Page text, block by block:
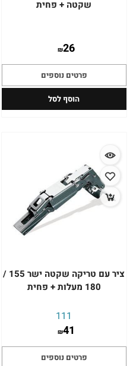
שקטה + פחית
₪26
פרטים נוספים
הוסף לסל
ציר עם טריקה שקטה ישר 155 /
180 מעלות + פחית
111
₪41
פרטים נוספים